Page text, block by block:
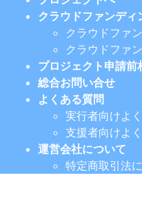
クラウドファンディ
クラウドファ
クラウドファ
プロジェクト申請前
総合お問い合せ
よくある質問
実行者向けよ
支援者向けよ
運営会社について
特定商取引法